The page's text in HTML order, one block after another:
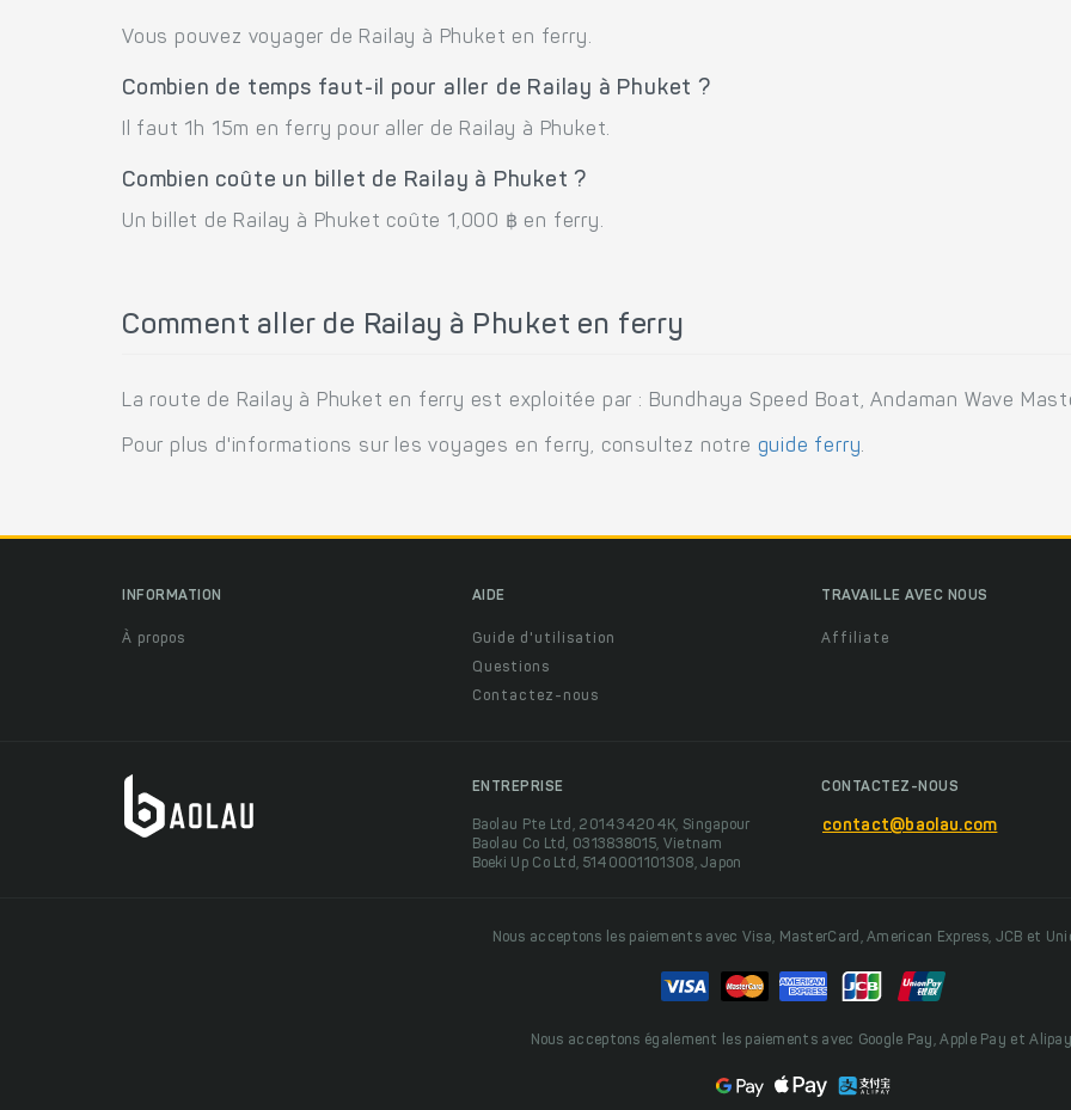
Vous pouvez voyager de Railay à Phuket en ferry.
Combien de temps faut-il pour aller de Railay à Phuket ?
Il faut 1h 15m en ferry pour aller de Railay à Phuket.
Combien coûte un billet de Railay à Phuket ?
Un billet de Railay à Phuket coûte 1,000 ฿ en ferry.
Comment aller de Railay à Phuket en ferry
La route de Railay à Phuket en ferry est exploitée par : Bundhaya Speed Boat, Andaman Wave
Pour plus d'informations sur les voyages en ferry, consultez notre guide ferry.
INFORMATION
À propos
AIDE
Guide d'utilisation
Questions
Contactez-nous
TRAVAILLE AVEC NOUS
Affiliate
ENTREPRISE
Baolau Pte Ltd, 201434204K, Singapour
Baolau Co Ltd, 0313838015, Vietnam
Boeki Up Co Ltd, 5140001101308, Japon
CONTACTEZ-NOUS
contact@baolau.com
Nous acceptons les paiements avec Visa, MasterCard, American Express, JCB et
Nous acceptons également les paiements avec Google Pay, Apple Pay et